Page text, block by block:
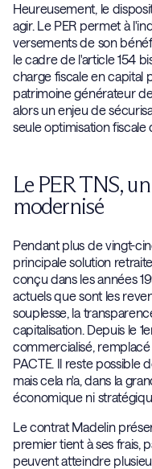
Heureusement, le
agir. Le PER permet à
versements de son
le cadre de l'article 154
charge fiscale en capital
patrimoine générateur
alors un enjeu de
seule optimisation fiscale
Le PER TNS,
modernisé
Pendant plus de vingt-
principale solution
conçu dans les années
actuels que sont les
souplesse, la
capitalisation. Depuis le
commercialisé, remplacé
PACTE. Il reste possible
mais cela n'a, dans la
économique ni
Le contrat Madelin
premier tient à ses frais,
peuvent atteindre